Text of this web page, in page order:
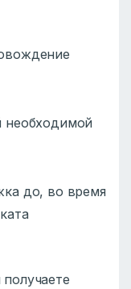
необходимой
до, во время